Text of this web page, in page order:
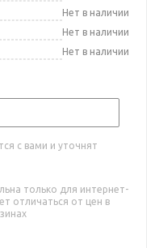
Нет в наличии
Нет в наличии
Нет в наличии
с вами и уточнят
только для интернет-
отличаться от цен в